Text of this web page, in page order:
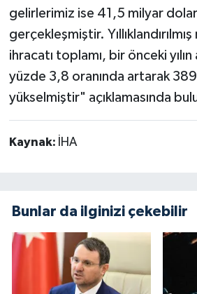
gelirlerimiz ise 41,5 milyar
gerçekleşmiştir.
ihracatı toplamı, bir önceki yılın
yüzde 3,8 oranında artarak
yükselmiştir" açıklamasında
Kaynak: İHA
Bunlar da ilginizi çekebilir